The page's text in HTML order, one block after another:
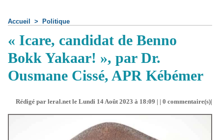
Accueil > Politique
« Icare, candidat de Benno
Bokk Yakaar! », par Dr.
Ousmane Cissé, APR Kébémer
Rédigé par leral.net le Lundi 14 Août 2023 à 18:09 | | 0 commentaire(s)|